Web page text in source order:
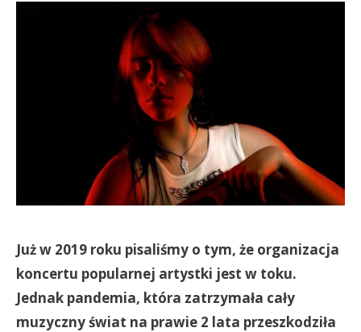
Już w 2019 roku pisaliśmy o tym, że organizacja
koncertu popularnej artystki jest w toku.
Jednak pandemia, która zatrzymała cały
muzyczny świat na prawie 2 lata przeszkodziła